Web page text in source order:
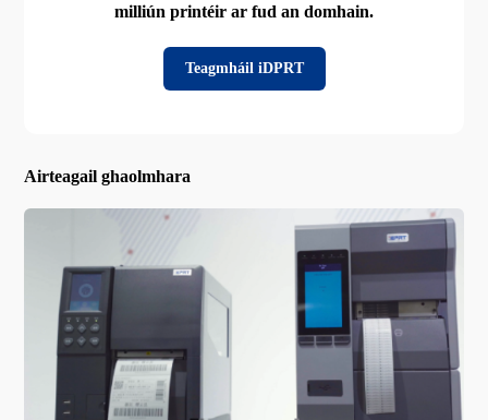
milliún printéir ar fud an domhain.
Teagmháil iDPRT
Airteagail ghaolmhara